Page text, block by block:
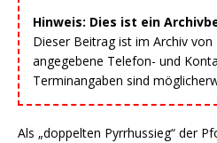
Hinweis: Dies ist ein
Dieser Beitrag ist im Archiv von
angegebene Telefon- und
Terminangaben sind
Als „doppelten Pyrrhussieg“ der